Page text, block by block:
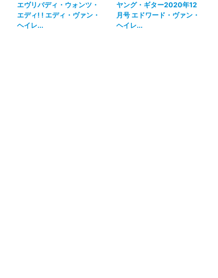
エヴリバディ・ウォンツ・
エディ! ! エディ・ヴァン・
ヘイレ...
ヤング・ギター2020年12
月号 エドワード・ヴァン・
ヘイレ...